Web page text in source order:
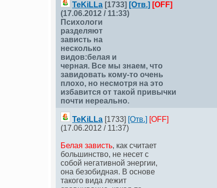
TeKiLLа [1733] [Отв.] [OFF]
(17.06.2012 / 11:33)
Психологи
разделяют
зависть на
несколько
видов:белая и
черная. Все мы знаем, что
завидовать кому-то очень
плохо, но несмотря на это
избавится от такой привычки
почти нереально.
TeKiLLа [1733] [Отв.] [OFF]
(17.06.2012 / 11:37)
Белая зависть, как считает
большинство, не несет с
собой негативной энергии,
она безобидная. В основе
такого вида лежит